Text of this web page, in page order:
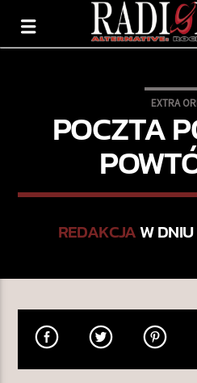
SEDNO
HUGO
EXTRA
POCZTA
REDAKCJAW